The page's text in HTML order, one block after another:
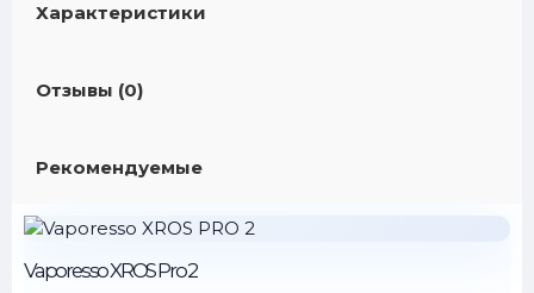
Характеристики
Отзывы (0)
Рекомендуемые
Vaporesso XROS Pro 2